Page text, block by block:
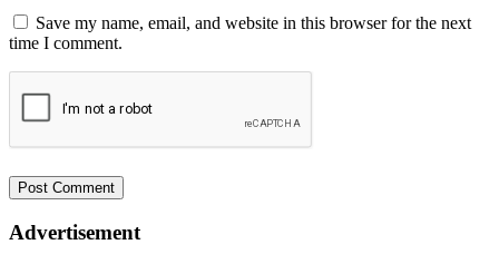
Save my name, email, and website in this browser for the next
time I comment.
Advertisement